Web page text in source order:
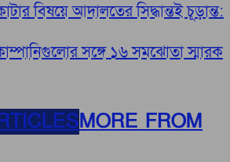
বিষয়ে আদালতের সিদ্ধান্তই চূড়ান্ত:
সঙ্গে ১৬ সমঝোতা স্মারক
MORE FROM